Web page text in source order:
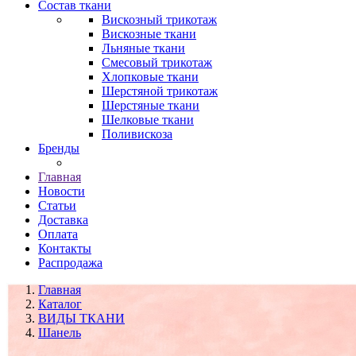
Состав ткани
Вискозный трикотаж
Вискозные ткани
Льняные ткани
Смесовый трикотаж
Хлопковые ткани
Шерстяной трикотаж
Шерстяные ткани
Шелковые ткани
Поливискоза
Бренды
Главная
Новости
Статьи
Доставка
Оплата
Контакты
Распродажа
Главная
Каталог
ВИДЫ ТКАНИ
Шанель